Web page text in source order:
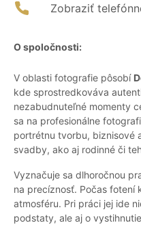
Zobraziť
O spoločnosti:
V oblasti fotografie pôsobí
kde sprostredkováva
nezabudnuteľné momenty
sa na profesionálne
portrétnu tvorbu, biznisové
svadby, ako aj rodinné či
Vyznačuje sa dlhoročnou
na precíznosť. Počas fotení
atmosféru. Pri práci jej ide
podstaty, ale aj o